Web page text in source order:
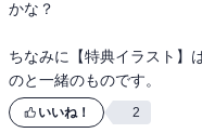
かな？
ちなみに【特典イラスト】
いいね！ 2